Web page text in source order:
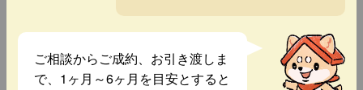
ご相談からご成約、お引き渡しま
で、1ヶ月～6ヶ月を目安とすると